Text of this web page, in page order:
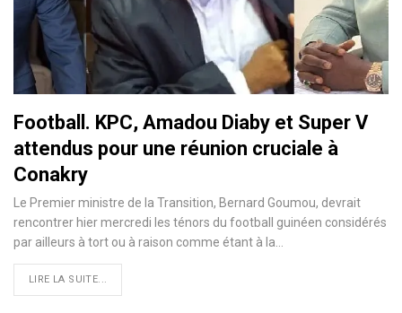
Football. KPC, Amadou Diaby et Super V
attendus pour une réunion cruciale à
Conakry
Le Premier ministre de la Transition, Bernard Goumou, devrait
rencontrer hier mercredi les ténors du football guinéen considérés
par ailleurs à tort ou à raison comme étant à la…
LIRE LA SUITE...